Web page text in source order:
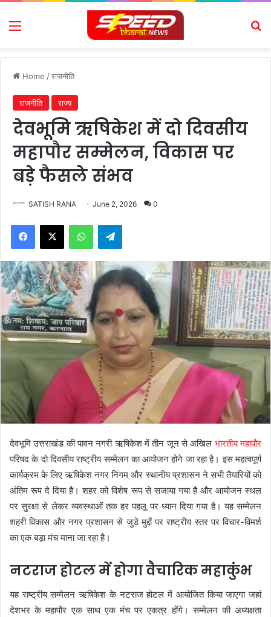
Menu
Home /राजनीति
राजनीति राज्य
देवभूमि ऋषिकेश में दो दिवसीय
महापौर सम्मेलन, विकास पर
बड़े फैसले संभव
SATISH RANA June 2, 2026 0
Facebook
X WhatsAppTelegram
देवभूमि उत्तराखंड की पावन नगरी ऋषिकेश में तीन जून से अखिल भारतीय महापौर
परिषद के दो दिवसीय राष्ट्रीय सम्मेलन का आयोजन होने जा रहा है। इस महत्वपूर्ण
कार्यक्रम के लिए ऋषिकेश नगर निगम और स्थानीय प्रशासन ने सभी तैयारियों को
अंतिम रूप दे दिया है। शहर को विशेष रूप से सजाया गया है और आयोजन स्थल
पर सुरक्षा से लेकर व्यवस्थाओं तक हर पहलू पर ध्यान दिया गया है। यह सम्मेलन
शहरी विकास और नगर प्रशासन से जुड़े मुद्दों पर राष्ट्रीय स्तर पर विचार-विमर्श
का एक बड़ा मंच माना जा रहा है।
नटराज होटल में होगा वैचारिक महाकुंभ
यह राष्ट्रीय सम्मेलन ऋषिकेश के नटराज होटल में आयोजित किया जाएगा जहां
देशभर के महापौर एक साथ एक मंच पर एकत्र होंगे। सम्मेलन की अध्यक्षता